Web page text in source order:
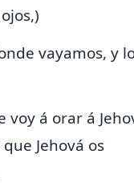
vayamos, y
voy á orar á
Jehová os